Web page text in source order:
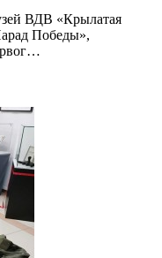
ВДВ «Крылатая
Победы»,